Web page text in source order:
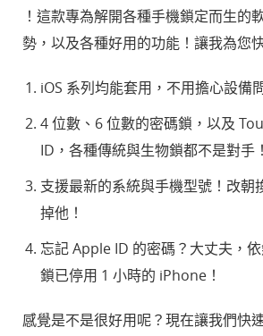
！這款專為解開各種手機鎖定而生的
勢，以及各種好用的功能！讓我為您
iOS 系列均能套用，不用擔心設備
4 位數、6 位數的密碼鎖，以及
ID，各種傳統與生物鎖都不是對手！
支援最新的系統與手機型號！改朝
掉他！
忘記 Apple ID 的密碼？大丈夫，
鎖已停用 1 小時的 iPhone！
感覺是不是很好用呢？現在讓我們快